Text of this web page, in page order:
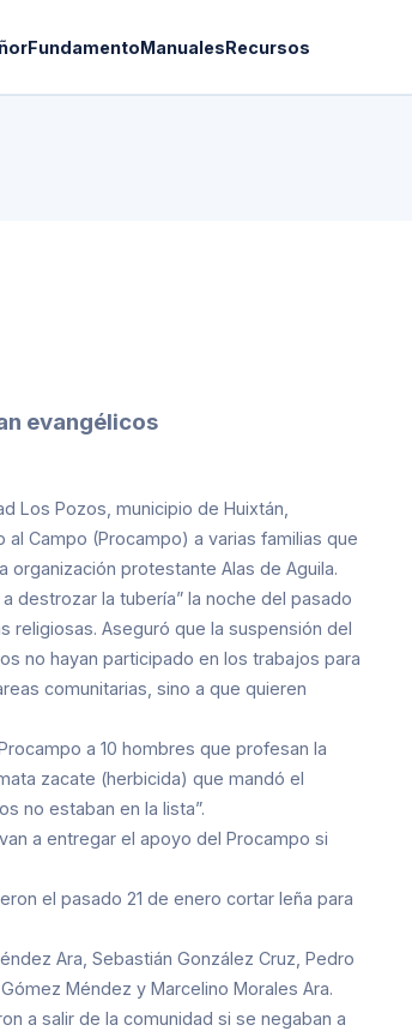
FundamentoManualesRecursos
evangélicos
Los Pozos, municipio de Huixtán,
Campo (Procampo) a varias familias que
protestante Alas de Aguila.
destrozar la tubería” la noche del pasado
religiosas. Aseguró que la suspensión del
no hayan participado en los trabajos para
comunitarias, sino a que quieren
a 10 hombres que profesan la
zacate (herbicida) que mandó el
no estaban en la lista”.
a entregar el apoyo del Procampo si
el pasado 21 de enero cortar leña para
Ara, Sebastián González Cruz, Pedro
Méndez y Marcelino Morales Ara.
a salir de la comunidad si se negaban a